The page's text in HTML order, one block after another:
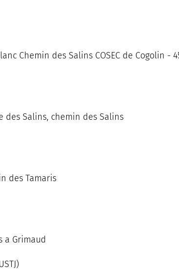
Chemin des Salins COSEC de Cogolin -
des Salins, chemin des Salins
des Tamaris
a Grimaud